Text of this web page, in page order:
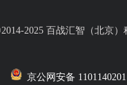
2025 百战汇智（北京
京公网安备